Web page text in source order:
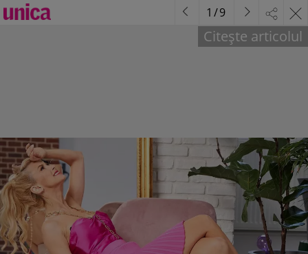
Citește articolul
1 /9